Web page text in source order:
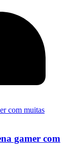
gamer com